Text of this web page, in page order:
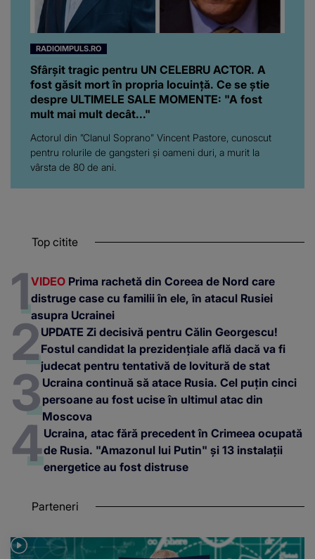
RADIOIMPULS.RO
Sfârșit tragic pentru UN CELEBRU ACTOR. A
fost găsit mort în propria locuință. Ce se știe
despre ULTIMELE SALE MOMENTE: "A fost
mult mai mult decât..."
Actorul din ”Clanul Soprano” Vincent Pastore, cunoscut
pentru rolurile de gangsteri şi oameni duri, a murit la
vârsta de 80 de ani.
Top citite
VIDEO Prima rachetă din Coreea de Nord care
distruge case cu familii în ele, în atacul Rusiei
asupra Ucrainei
UPDATE Zi decisivă pentru Călin Georgescu!
Fostul candidat la prezidențiale află dacă va fi
judecat pentru tentativă de lovitură de stat
Ucraina continuă să atace Rusia. Cel puțin cinci
persoane au fost ucise în ultimul atac din
Moscova
Ucraina, atac fără precedent în Crimeea ocupată
de Rusia. "Amazonul lui Putin" și 13 instalații
energetice au fost distruse
Parteneri